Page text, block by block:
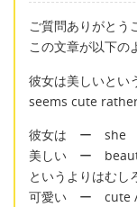
ご質問ありがとう
この文章が以下の
彼女は美しいと
seems cute
彼女は ー she
美しい ー
というよりはむ
可愛い ー cute